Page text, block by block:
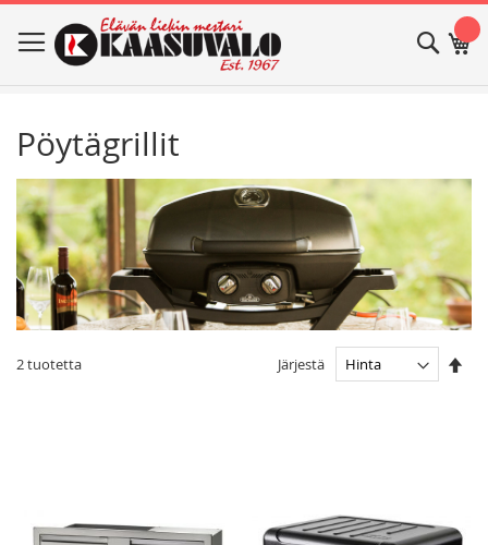
to
Content
Haku
Pöytägrillit
2tuotetta Järjestä